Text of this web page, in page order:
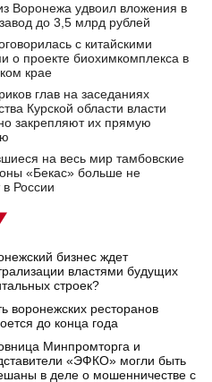
Воронежа удвоил вложения в
до 3,5 млрд рублей
с китайскими
о проекте биохимкомплекса в
крае
глав на заседаниях
Курской области власти
закрепляют их прямую
на весь мир тамбовские
«Бекас» больше не
России
бизнес ждет
властями будущих
строек?
воронежских ресторанов
до конца года
Минпромторга и
«ЭФКО» могли быть
в деле о мошенничестве с